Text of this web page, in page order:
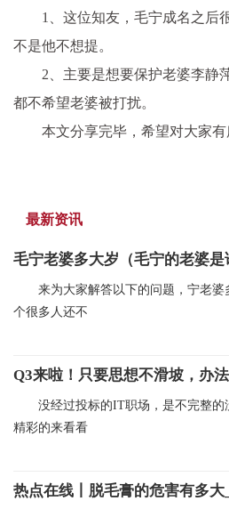
1、这位知友，毛宁成名之后
不是他不想提。
2、主要是想要保护老婆李静
都不希望老婆被打扰。
本文分享完毕，希望对大家有
最新资讯
毛宁老婆多大岁（毛宁的老婆是
来为大家解答以下的问题，宁老
个很多人还不
Q3来啦！只要思想不滑坡，办
没经过投标的IT职场，是不完整
精彩的来看看
热点在线丨脱毛膏的危害有多